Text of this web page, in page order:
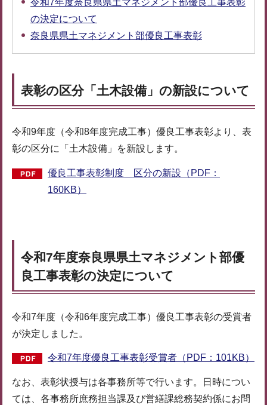
令和7年度奈良県県土マネジメント部優良工事表彰
の決定について
奈良県県土マネジメント部優良工事表彰
表彰の区分「土木設備」の新設について
令和9年度（令和8年度完成工事）優良工事表彰より、表
彰の区分に「土木設備」を新設します。
優良工事表彰制度＿区分の新設（PDF：
160KB）
令和7年度奈良県県土マネジメント部優
良工事表彰の決定について
令和7年度（令和6年度完成工事）優良工事表彰の受賞者
が決定しました。
令和7年度優良工事表彰受賞者（PDF：101KB）
なお、表彰状授与は各事務所等で行います。日時につい
ては、各事務所庶務担当課及び営繕課総務契約係にお問